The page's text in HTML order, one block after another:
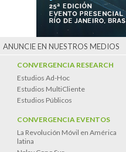
ANUNCIE EN NUESTROS MEDIOS
CONVERGENCIA RESEARCH
Estudios Ad-Hoc
Estudios MultiCliente
Estudios Públicos
CONVERGENCIA EVENTOS
La Revolución Móvil en América
latina